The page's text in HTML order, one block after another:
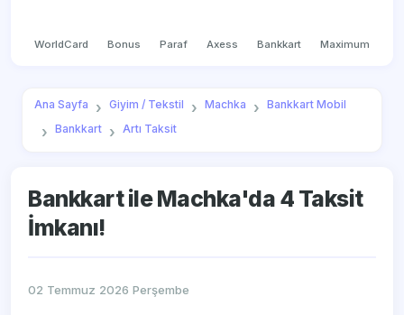
WorldCard Bonus Paraf Axess Bankkart Maximum
Ana Sayfa Giyim / Tekstil Machka
Bankkart Mobil
Bankkart
Artı Taksit
Bankkart ile Machka'da 4 Taksit
İmkanı!
02 Temmuz 2026 Perşembe